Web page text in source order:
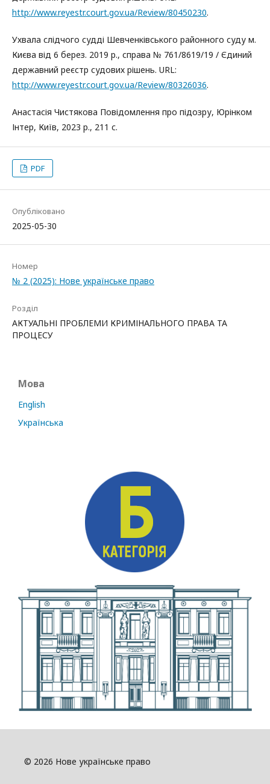
http://www.reyestr.court.gov.ua/Review/80450230.
Ухвала слідчого судді Шевченківського районного суду м.
Києва від 6 берез. 2019 р., справа № 761/8619/19 / Єдиний
державний реєстр судових рішень. URL:
http://www.reyestr.court.gov.ua/Review/80326036.
Анастасія Чистякова Повідомлення про підозру, Юрінком
Інтер, Київ, 2023 р., 211 с.
PDF
Опубліковано
2025-05-30
Номер
№ 2 (2025): Нове українське право
Розділ
АКТУАЛЬНІ ПРОБЛЕМИ КРИМІНАЛЬНОГО ПРАВА ТА
ПРОЦЕСУ
Мова
English
Українська
© 2026 Нове українське право